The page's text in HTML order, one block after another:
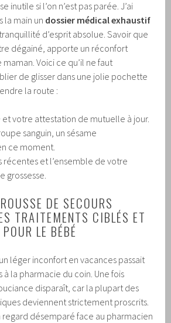
inutile si l’on n’est pas parée. J’ai
la main un dossier médical exhaustif
d’esprit absolue. Savoir que
dégainé, apporte un réconfort
Voici ce qu’il ne faut
de glisser dans une jolie pochette
la route :
et votre attestation de mutuelle à jour.
sanguin, un sésame
ce moment.
récentes et l’ensemble de votre
grossesse.
DE SECOURS
TRAITEMENTS CIBLÉS ET
LE BÉBÉ
léger inconfort en vacances passait
à la pharmacie du coin. Une fois
disparaît, car la plupart des
deviennent strictement proscrits.
regard désemparé face au pharmacien